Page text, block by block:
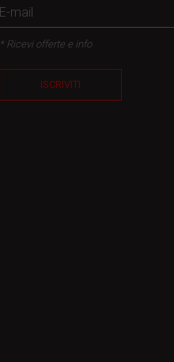
* Ricevi offerte e info
ISCRIVITI